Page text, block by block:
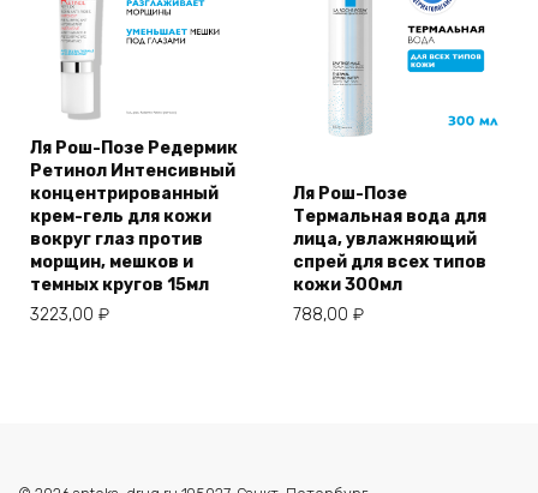
Ля Рош-Позе Редермик
Ретинол Интенсивный
концентрированный
крем-гель для кожи
вокруг глаз против
морщин, мешков и
темных кругов 15мл
3223,00 ₽
Ля Рош-Позе
Термальная вода для
лица, увлажняющий
спрей для всех типов
кожи 300мл
788,00 ₽